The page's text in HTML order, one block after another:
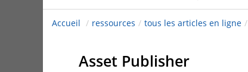
Accueil / ressources / tous les articles en ligne /
Asset Publisher